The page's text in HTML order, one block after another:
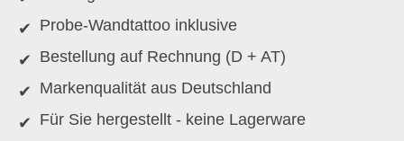
Probe-Wandtattoo inklusive
Bestellung auf Rechnung (D + AT)
Markenqualität aus Deutschland
Für Sie hergestellt - keine Lagerware